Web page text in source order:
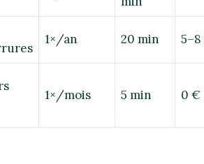
1×/an 20 min
1×/mois 5 min 0 €